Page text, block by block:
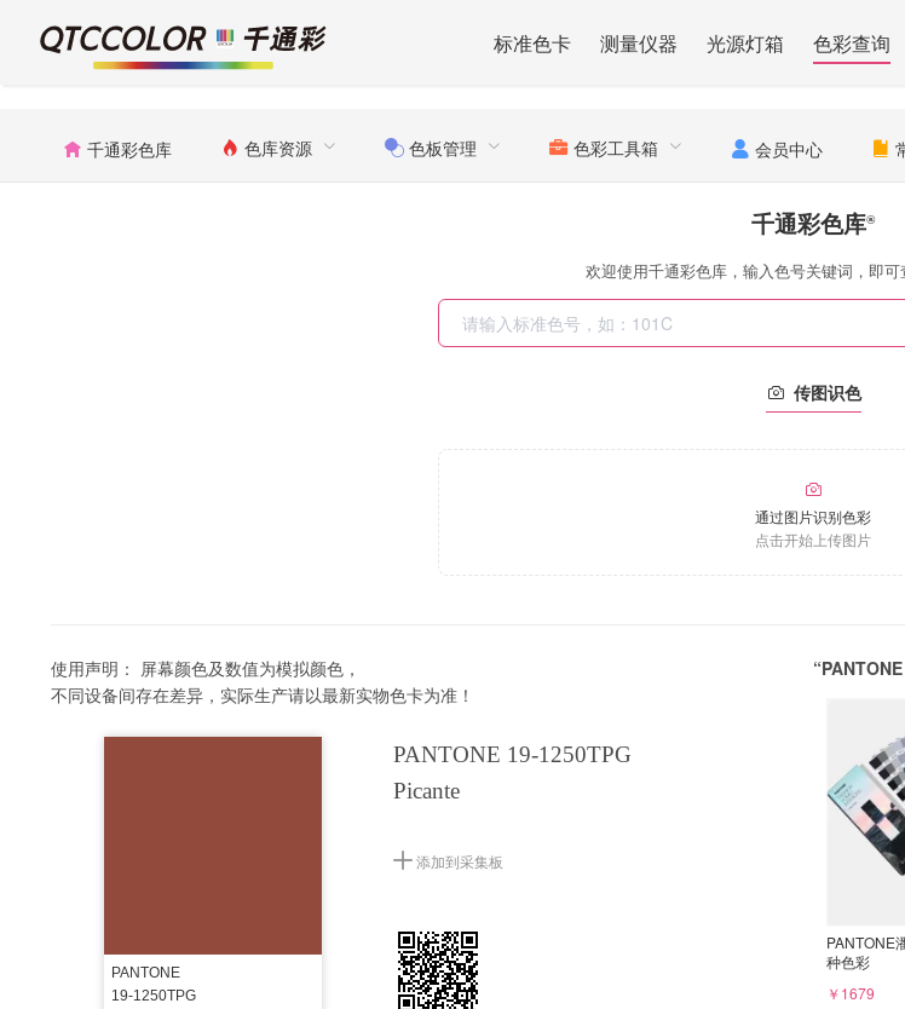
标准色卡 测量仪器 光源灯箱 色彩查询
千通彩色库 色库资源 色板管理 色彩工具箱 会员中心
千通彩色库®
欢迎使用千通彩色库，输入色号关键词，即可
传图识色
通过图片识别色彩
点击开始上传图片
使用声明： 屏幕颜色及数值为模拟颜色，
不同设备间存在差异，实际生产请以最新实物色卡为准！
PANTONE
19-1250TPG
PANTONE 19-1250TPG
Picante
添加到采集板
PANTONE
种色彩
￥1679